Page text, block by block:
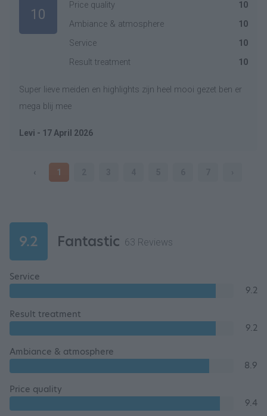
10
Price quality
10
Ambiance & atmosphere
10
Service
10
Result treatment
10
Super lieve meiden en highlights zijn heel mooi gezet ben er
mega blij mee
Levi - 17 April 2026
‹ 1
9.2 Fantastic 63 Reviews
Service
9.2
Result treatment
9.2
Ambiance & atmosphere
8.9
Price quality
9.4